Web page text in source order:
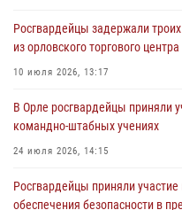
предоставлении госуслуг
03 августа 2026, 14:30
Росгвардейцы задержали
из орловского торгового центра
10 июля 2026, 13:17
В Орле росгвардейцы приняли
командно-штабных учениях
24 июля 2026, 14:15
Росгвардейцы приняли
обеспечения безопасности в